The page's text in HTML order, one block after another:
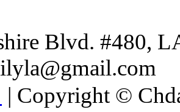
Blvd. #480,
| Copyright ©